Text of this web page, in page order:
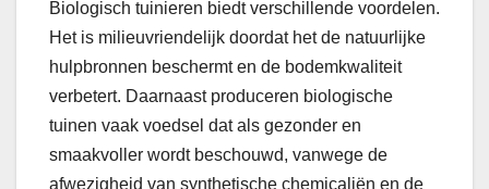
Biologisch tuinieren biedt verschillende voordelen.
Het is milieuvriendelijk doordat het de natuurlijke
hulpbronnen beschermt en de bodemkwaliteit
verbetert. Daarnaast produceren biologische
tuinen vaak voedsel dat als gezonder en
smaakvoller wordt beschouwd, vanwege de
afwezigheid van synthetische chemicaliën en de